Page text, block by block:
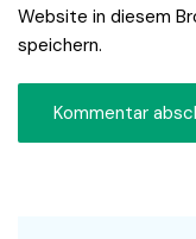
Website in diesem
speichern.